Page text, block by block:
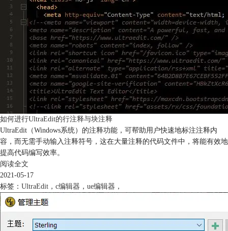
如何进行UltraEdit的行注释与块注释
UltraEdit（Windows系统）的注释功能，可帮助用户快速地标注注释内
容，而无需手动输入注释符号，这在大量注释的代码文件中，将能有效地
提高代码编写效率。
阅读全文
2021-05-17
标签： UltraEdit ， c编辑器 ， ue编辑器 ，